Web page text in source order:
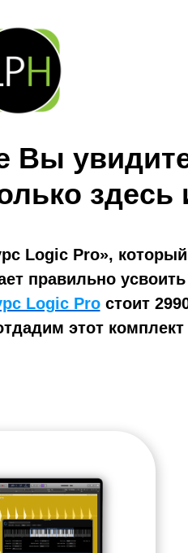
Вы
здесь
Logic Pro»,
правильно
Logic Proстоит
этот